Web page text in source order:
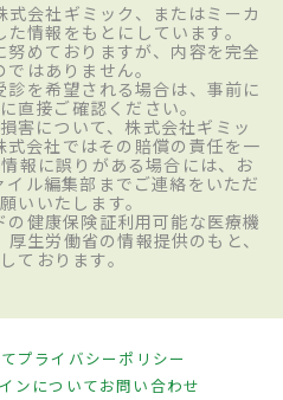
会社ギミック、またはミーカ
情報をもとにしています。
めておりますが、内容を完全
はありません。
を希望される場合は、事前に
直接ご確認ください。
害について、株式会社ギミッ
会社ではその賠償の責任を一
報に誤りがある場合には、お
ル編集部までご連絡をいただ
いいたします。
健康保険証利用可能な医療機
生労働省の情報提供のもと、
ております。
プライバシーポリシー
ンについてお問い合わせ